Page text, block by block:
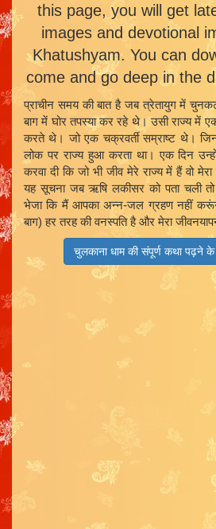
this page, you will get
images and devotional
Khatushyam. You can
come and go deep in the
प्राचीन समय की बात है जब त्रेतायुग में
बाग में घोर तपस्या कर रहे थे। उसी राज्य में
करते थे। जो एक चक्रवर्ती सम्राष्ट थे।
लोक पर राज्य हुआ करता था। एक दिन
करवा दी कि जो भी जीव मेरे राज्य में हैं वो
यह सूचना जब ऋषि लकीसर को पता चली
भेजा कि मैं आपका अन्न-जल ग्रहण नहीं
बाग) हर तरह की वनस्पति है और मेरा
चुलकाना धाम की संपूर्ण कथा पढ़ने